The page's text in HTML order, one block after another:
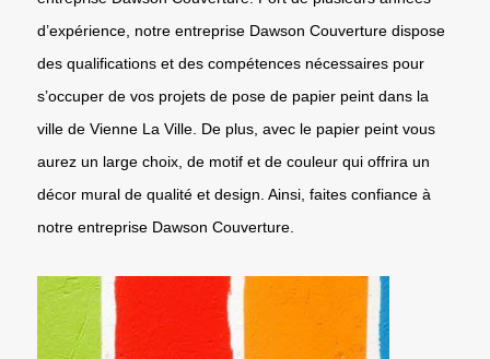
d’expérience, notre entreprise Dawson Couverture dispose
des qualifications et des compétences nécessaires pour
s’occuper de vos projets de pose de papier peint dans la
ville de Vienne La Ville. De plus, avec le papier peint vous
aurez un large choix, de motif et de couleur qui offrira un
décor mural de qualité et design. Ainsi, faites confiance à
notre entreprise Dawson Couverture.